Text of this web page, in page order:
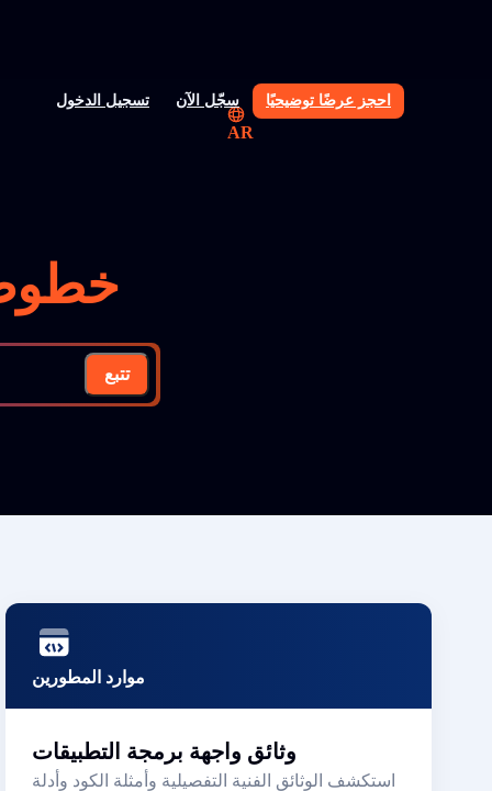
تسجيل الدخول سجّل الآن احجز عرضًا توضيحيًا
AR
تتبع
موارد المطورين
وثائق واجهة برمجة التطبيقات
استكشف الوثائق الفنية التفصيلية وأمثلة الكود وأدلة